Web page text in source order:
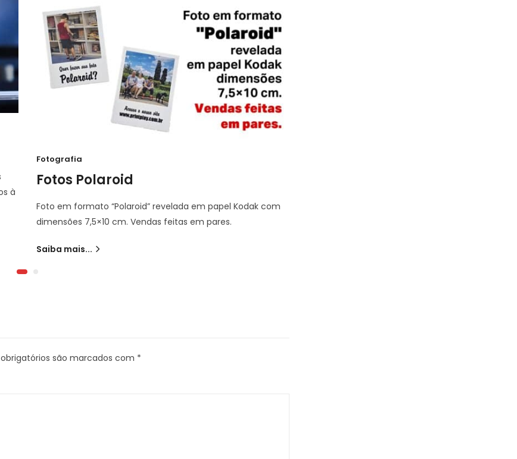
à
Fotografia
Fotos Polaroid
Foto em formato “Polaroid” revelada em papel Kodak com
dimensões 7,5×10 cm. Vendas feitas em pares.
Saiba mais...
são marcados com *